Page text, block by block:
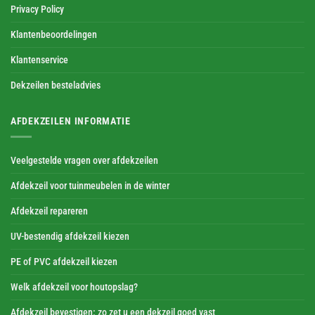
Privacy Policy
Klantenbeoordelingen
Klantenservice
Dekzeilen besteladvies
AFDEKZEILEN INFORMATIE
Veelgestelde vragen over afdekzeilen
Afdekzeil voor tuinmeubelen in de winter
Afdekzeil repareren
UV-bestendig afdekzeil kiezen
PE of PVC afdekzeil kiezen
Welk afdekzeil voor houtopslag?
Afdekzeil bevestigen: zo zet u een dekzeil goed vast